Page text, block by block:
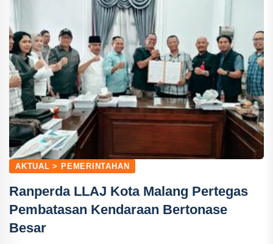
AKTUAL > PEMERINTAHAN
Ranperda LLAJ Kota Malang Pertegas
Pembatasan Kendaraan Bertonase
Besar